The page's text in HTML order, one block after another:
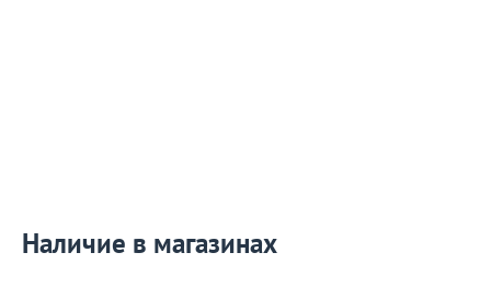
Наличие в магазинах